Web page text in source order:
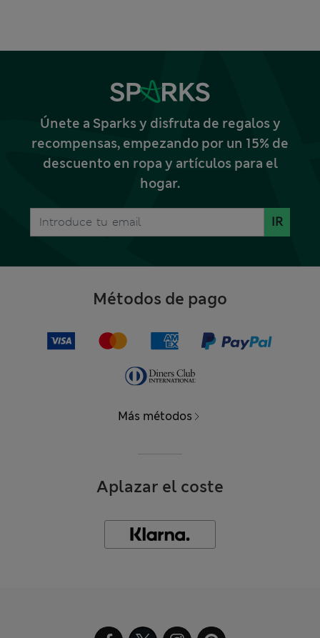
Únete a Sparks y disfruta de regalos y
recompensas, empezando por un 15% de
descuento en ropa y artículos para el
hogar.
IR
Métodos de pago
Más métodos
Aplazar el coste